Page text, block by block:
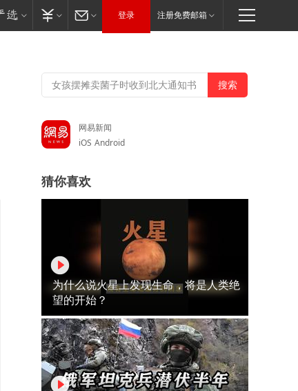
登录 注册免费邮箱
网易新闻
iOS Android
猜你喜欢
为什么说火星上发现生命，将是人类绝
望的开始？